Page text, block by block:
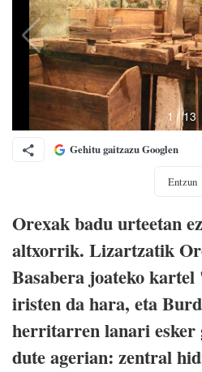
Gehitu gaitzazu Googlen
Entzun
Orexak badu urteetan
altxorrik. Lizartzatik
Basabera joateko
iristen da hara, eta
herritarren lanari esker
dute agerian: zentral